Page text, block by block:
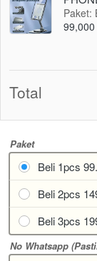
Paket
Beli 1pcs
Beli 2pcs
Beli 3pcs
No Whatsapp
Paket:
99,000
Total